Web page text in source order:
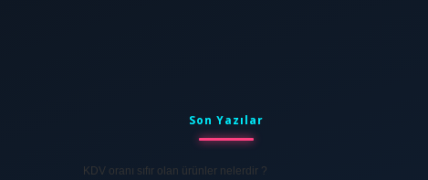
SidebarSon Yazılar
KDV oranı sıfır olan ürünler nelerdir ?